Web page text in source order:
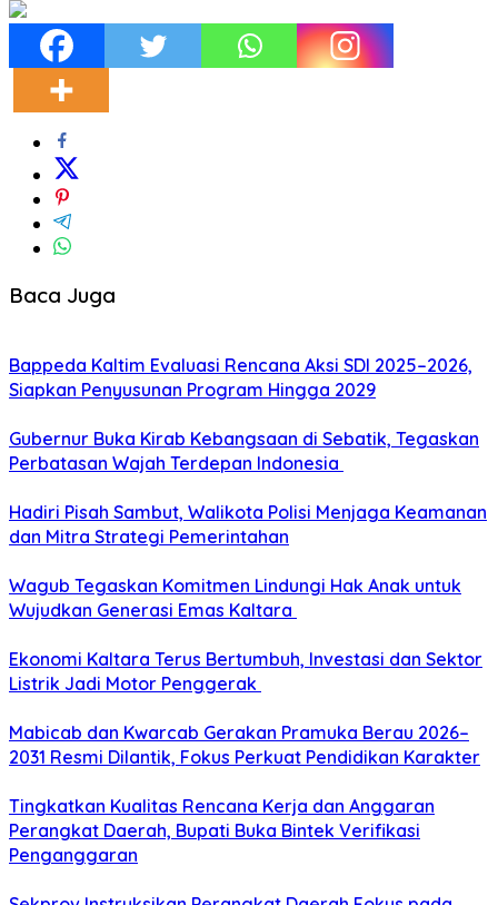
Baca Juga
Bappeda Kaltim Evaluasi Rencana Aksi SDI 2025–2026,
Siapkan Penyusunan Program Hingga 2029
Gubernur Buka Kirab Kebangsaan di Sebatik, Tegaskan
Perbatasan Wajah Terdepan Indonesia
Hadiri Pisah Sambut, Walikota Polisi Menjaga Keamanan
dan Mitra Strategi Pemerintahan
Wagub Tegaskan Komitmen Lindungi Hak Anak untuk
Wujudkan Generasi Emas Kaltara
Ekonomi Kaltara Terus Bertumbuh, Investasi dan Sektor
Listrik Jadi Motor Penggerak
Mabicab dan Kwarcab Gerakan Pramuka Berau 2026–
2031 Resmi Dilantik, Fokus Perkuat Pendidikan Karakter
Tingkatkan Kualitas Rencana Kerja dan Anggaran
Perangkat Daerah, Bupati Buka Bintek Verifikasi
Penganggaran